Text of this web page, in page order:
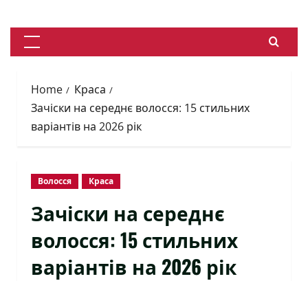
to
contentPrimary
Home
Краса
Зачіски на середнє волосся: 15 стильних
варіантів на 2026 рік
Волосся Краса
Зачіски на середнє
волосся: 15 стильних
варіантів на 2026 рік